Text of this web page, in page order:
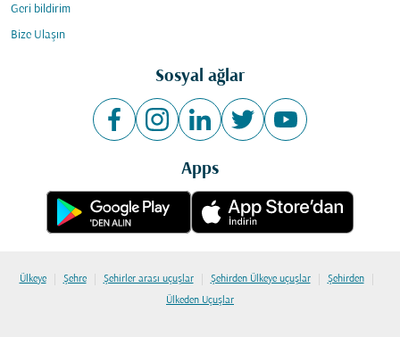
Geri bildirim
Bize Ulaşın
Sosyal ağlar
Apps
Ülkeye | Şehre | Şehirler arası uçuşlar | Şehirden Ülkeye uçuşlar | Şehirden |
Ülkeden Uçuşlar